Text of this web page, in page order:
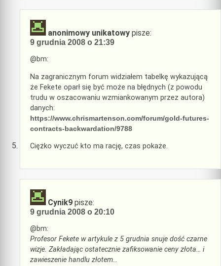
anonimowy unikatowy pisze:
9 grudnia 2008 o 21:39
@bm:
Na zagranicznym forum widziałem tabelkę wykazującą
że Fekete oparł się być może na błędnych (z powodu
trudu w oszacowaniu wzmiankowanym przez autora)
danych:
https://www.chrismartenson.com/forum/gold-futures-
contracts-backwardation/9788
Ciężko wyczuć kto ma rację, czas pokaże.
Cynik9 pisze:
9 grudnia 2008 o 20:10
@bm:
Profesor Fekete w artykule z 5 grudnia snuje dość czarne
wizje. Zakładając ostatecznie zafiksowanie ceny złota… i
zawieszenie handlu złotem…